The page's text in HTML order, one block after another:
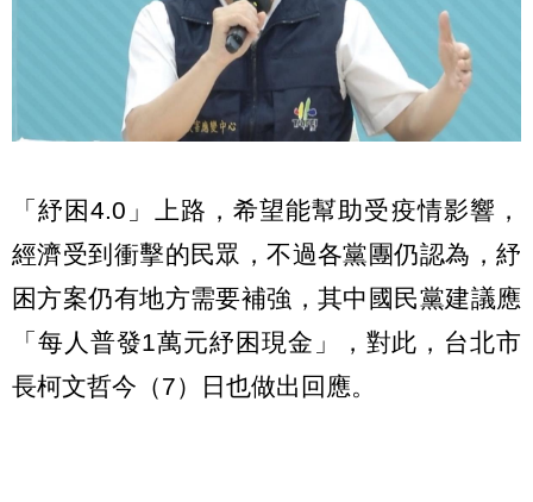
「紓困4.0」上路，希望能幫助受疫情影響，
經濟受到衝擊的民眾，不過各黨團仍認為，紓
困方案仍有地方需要補強，其中國民黨建議應
「每人普發1萬元紓困現金」，對此，台北市
長柯文哲今（7）日也做出回應。